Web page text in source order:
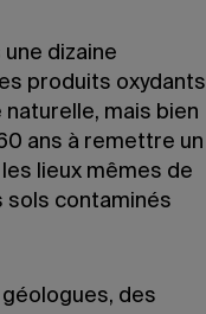
dizaine
produits oxydants
mais bien
ans à remettre un
lieux mêmes de
sols contaminés
des